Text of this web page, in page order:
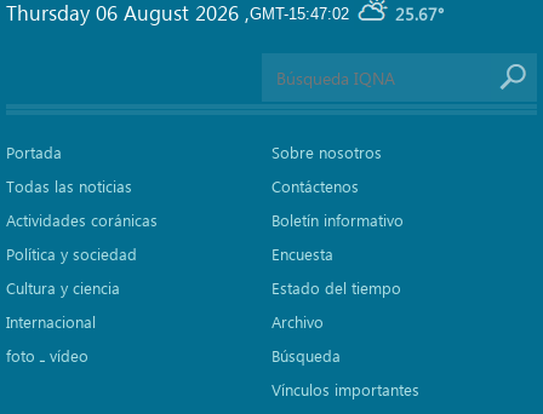
GMT-15:47:02 25.67°
Thursday 06 August 2026 ,
Portada
Todas las noticias
Actividades coránicas
Política y sociedad
Cultura y ciencia
Internacional
foto ـ vídeo
Sobre nosotros
Contáctenos
Boletín informativo
Encuesta
Estado del tiempo
Archivo
Búsqueda
Vínculos importantes